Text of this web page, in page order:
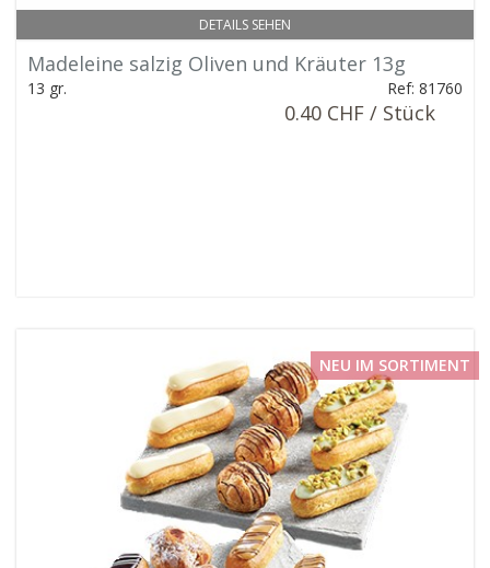
DETAILS SEHEN
Madeleine salzig Oliven und Kräuter 13g
13 gr. Ref: 81760
0.40 CHF / Stück
NEU IM SORTIMENT